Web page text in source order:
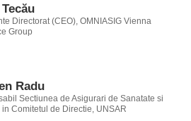
Directorat (CEO), OMNIASIG Vienna
Group
Radu
Sectiunea de Asigurari de Sanatate si
in Comitetul de Directie, UNSAR